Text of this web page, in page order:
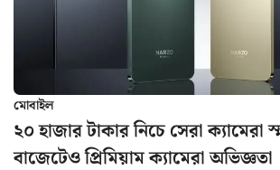
মোবাইল
২০ হাজার টাকার নিচে সেরা ক্যামেরা
বাজেটেও প্রিমিয়াম ক্যামেরা অভিজ্ঞতা